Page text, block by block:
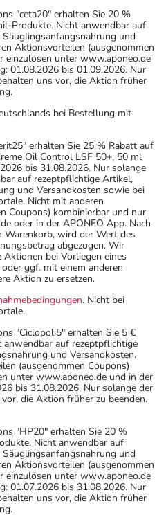
"ceta20" erhalten Sie 20 %
Produkte. Nicht anwendbar auf
und
Aktionsvorteilen (ausgenommen
einzulösen unter www.aponeo.de
01.08.2026 bis 01.09.2026. Nur
uns vor, die Aktion früher
bei Bestellung mit
erhalten Sie 25 % Rabatt auf
Oil Control LSF 50+, 50 ml
bis 31.08.2026. Nur solange
auf rezeptpflichtige Artikel,
und Versandkosten sowie bei
Nicht mit anderen
Coupons) kombinierbar und nur
oder in der APONEO App. Nach
Warenkorb, wird der Wert des
abgezogen. Wir
bei Vorliegen eines
ggf. mit einem anderen
Aktion zu ersetzen.
. Nicht bei
"Ciclopoli5" erhalten Sie 5 €
auf rezeptpflichtige
und Versandkosten.
(ausgenommen Coupons)
unter www.aponeo.de und in der
bis 31.08.2026. Nur solange der
die Aktion früher zu beenden.
"HP20" erhalten Sie 20 %
Nicht anwendbar auf
und
Aktionsvorteilen (ausgenommen
einzulösen unter www.aponeo.de
01.07.2026 bis 31.08.2026. Nur
uns vor, die Aktion früher